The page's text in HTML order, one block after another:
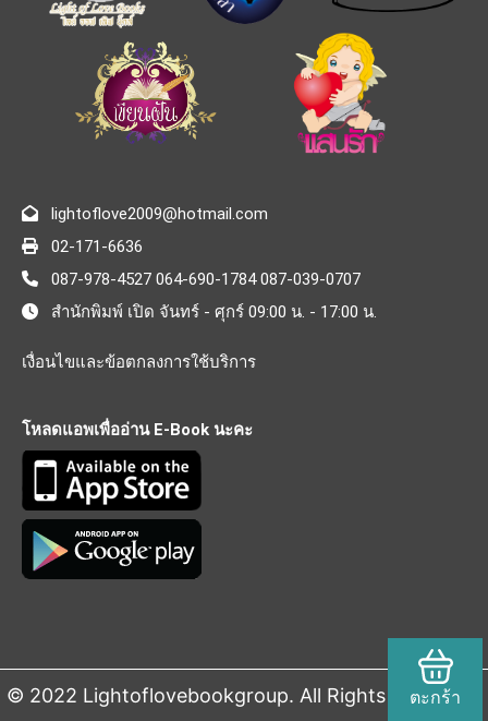
lightoflove2009@hotmail.com
02-171-6636
087-978-4527 064-690-1784 087-039-0707
สำนักพิมพ์ เปิด จันทร์ - ศุกร์ 09:00 น. - 17:00 น.
เงื่อนไขและข้อตกลงการใช้บริการ
โหลดแอพเพื่ออ่าน E-Book นะคะ
© 2022 Lightoflovebookgroup. All Rights Reserved.
ตะกร้า